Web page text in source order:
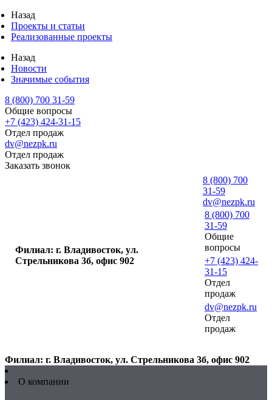
Назад
Проекты и статьи
Реализованные проекты
Назад
Новости
Значимые события
8 (800) 700 31-59
Общие вопросы
+7 (423) 424-31-15
Отдел продаж
dv@nezpk.ru
Отдел продаж
Заказать звонок
Филиал: г. Владивосток, ул.
Стрельникова 3б, офис 902
8 (800) 700
31-59
dv@nezpk.ru
8 (800) 700
31-59
Общие
вопросы
+7 (423) 424-
31-15
Отдел
продаж
dv@nezpk.ru
Отдел
продаж
Филиал: г. Владивосток, ул. Стрельникова 3б, офис 902
О компании